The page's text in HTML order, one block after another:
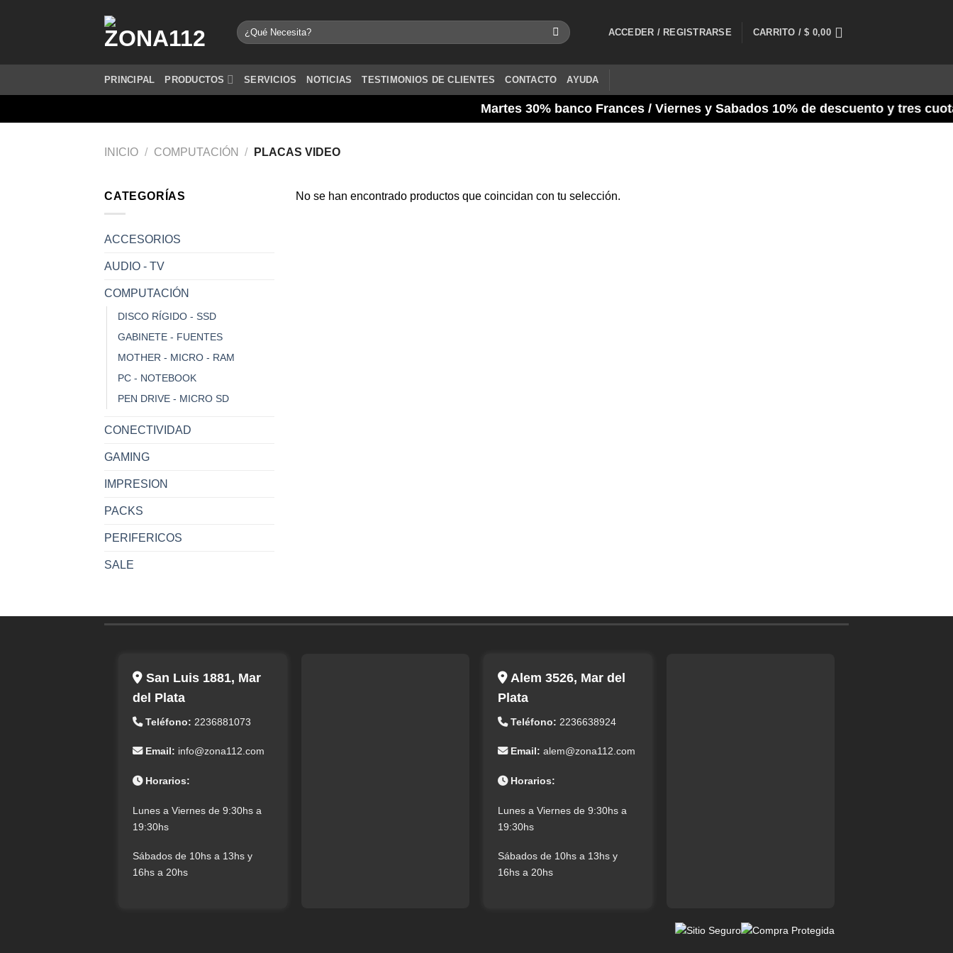
Buscar
por:
ACCEDER / REGISTRARSE CARRITO /$ 0,00
PRINCIPAL PRODUCTOS SERVICIOS NOTICIAS TESTIMONIOS DE CLIENTES CONTACTO AYUDA
Martes 30% banco Frances / Viernes y Sabados 10% de descuento y tres
INICIO / COMPUTACIÓN / PLACAS VIDEO
CATEGORÍAS
ACCESORIOS
AUDIO - TV
COMPUTACIÓN
DISCO RÍGIDO - SSD
GABINETE - FUENTES
MOTHER - MICRO - RAM
PC - NOTEBOOK
PEN DRIVE - MICRO SD
CONECTIVIDAD
GAMING
IMPRESION
PACKS
PERIFERICOS
SALE
No se han encontrado productos que coincidan con tu selección.
San Luis 1881, Mar
del Plata
Teléfono: 2236881073
Email: info@zona112.com
Horarios:
Lunes a Viernes de 9:30hs a
19:30hs
Sábados de 10hs a 13hs y
16hs a 20hs
Alem 3526, Mar del
Plata
Teléfono: 2236638924
Email: alem@zona112.com
Horarios:
Lunes a Viernes de 9:30hs a
19:30hs
Sábados de 10hs a 13hs y
16hs a 20hs